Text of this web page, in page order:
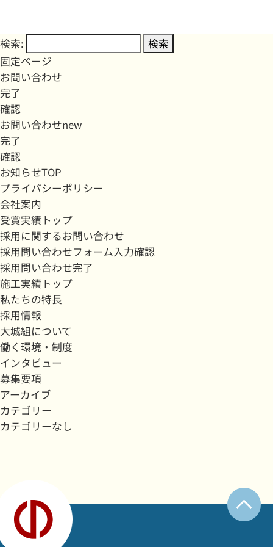
検索:
固定ページ
お問い合わせ
完了
確認
お問い合わせnew
完了
確認
お知らせTOP
プライバシーポリシー
会社案内
受賞実績トップ
採用に関するお問い合わせ
採用問い合わせフォーム入力確認
採用問い合わせ完了
施工実績トップ
私たちの特長
採用情報
大城組について
働く環境・制度
インタビュー
募集要項
アーカイブ
カテゴリー
カテゴリーなし